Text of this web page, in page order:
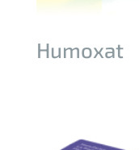
Humoxat